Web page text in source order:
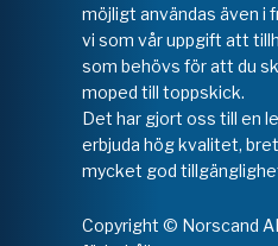
möjligt användas även i
vi som vår uppgift att
som behövs för att du
moped till toppskick.
Det har gjort oss till en
erbjuda hög kvalitet,
mycket god
Copyright © Norscand